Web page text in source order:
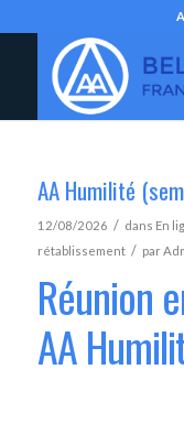
AA Humilité
12/08/2026 / dans En
rétablissement / par
Réunion
AA